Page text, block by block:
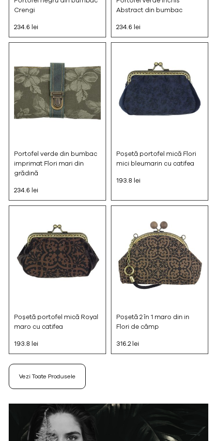
Crengi
234.6 lei
Abstract din bumbac
234.6 lei
Portofel verde din bumbac
imprimat Flori mari din
grădină
234.6 lei
Poșetă portofel mică Flori
mici bleumarin cu catifea
193.8 lei
Poșetă portofel mică Royal
maro cu catifea
193.8 lei
Poșetă 2 în 1 maro din in
Flori de câmp
316.2 lei
Vezi Toate Produsele